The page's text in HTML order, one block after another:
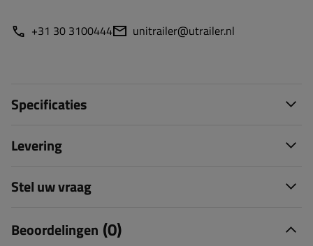
+31 30 3100444 unitrailer@utrailer.nl
Specificaties
Levering
Stel uw vraag
Beoordelingen (0)